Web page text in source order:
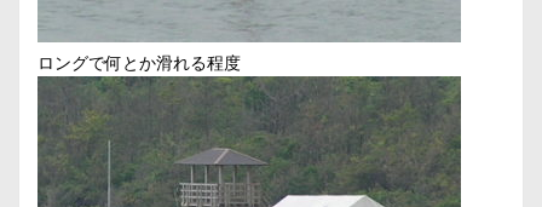
ロングで何とか滑れる程度